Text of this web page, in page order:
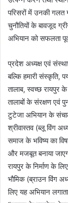
परिसरों में उनकी गलत
चुनौतियों के बावजूद
अभियान को सफलता
प्रदेश अध्यक्ष एवं
बल्कि हमारी संस्कृति,
तालाब, स्वच्छ रायपुर
तालाबों के संरक्षण एवं
टुटेजा अभियान के
श्रीवास्तव (ब्लू विंग
समाज के भविष्य का
और मजबूत बनाया
रायपुर के निर्माण के
भौमिक (ब्राउन विंग
लिए यह अभियान